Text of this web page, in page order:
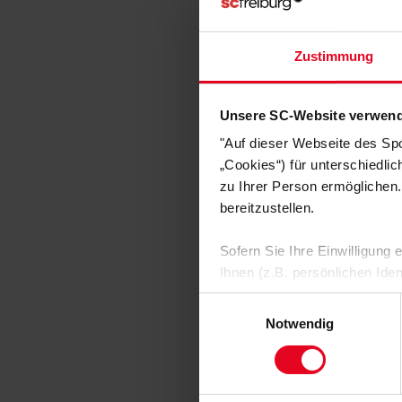
Zustimmung
Unsere SC-Website
"Auf dieser Webseite des
„Cookies“) für
zu Ihrer Person
bereitzustellen.
Sofern Sie Ihre Einwilligung
Ihnen (z.B. persönlichen
zulassen“-Button stimmen
personenbezogenen Daten
Soweit Sie „Notwendige
Notwendig
SC
€ 24,95€
Kinder T-Shirt